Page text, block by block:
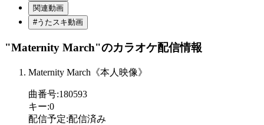
関連動画
#うたスキ動画
"Maternity March"のカラオケ配信情報
Maternity March《本人映像》
曲番号:180593
キー:0
配信予定:配信済み